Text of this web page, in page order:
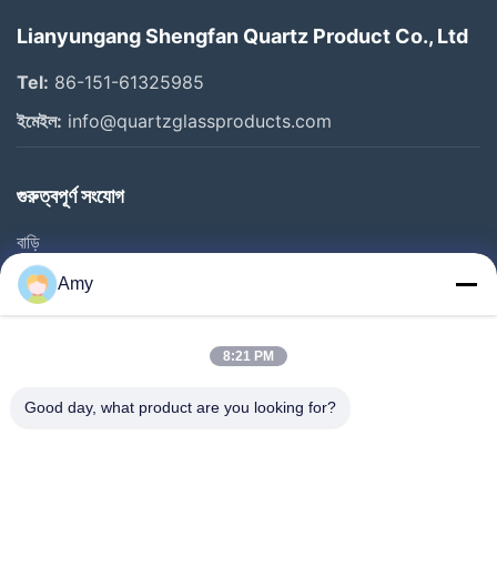
Lianyungang Shengfan Quartz Product Co., Ltd
Tel: 86-151-61325985
ইমেইল: info@quartzglassproducts.com
গুরুত্বপূর্ণ সংযোগ
বাড়ি
পণ্য
ভিডিও
কারখানা পরিদর্শন
Amy
8:21 PM
Good day, what product are you looking for?